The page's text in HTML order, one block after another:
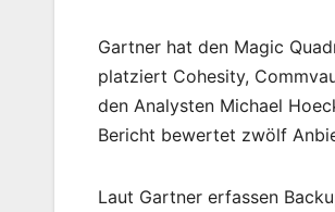
Gartner hat den Magic
platziert Cohesity,
den Analysten Michael
Bericht bewertet zwölf
Laut Gartner erfassen